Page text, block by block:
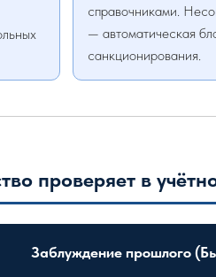
справочниками.
— автоматическая
санкционирования.
проверяет в
Заблуждение прошлого